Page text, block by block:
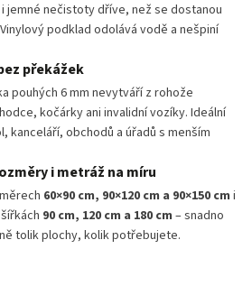
jemné nečistoty dříve, než se dostanou
podklad odolává vodě a nešpiní
překážek
pouhých 6 mm nevytváří z rohože
kočárky ani invalidní vozíky. Ideální
kanceláří, obchodů a úřadů s menším
i metráž na míru
60×90 cm, 90×120 cm a 90×150 cm i
90 cm, 120 cm a 180 cm – snadno
tolik plochy, kolik potřebujete.